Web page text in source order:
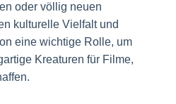
oder völlig neuen
kulturelle Vielfalt und
eine wichtige Rolle, um
Kreaturen für Filme,